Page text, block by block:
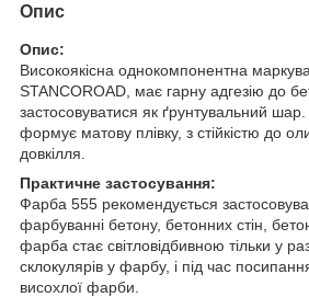
Опис
Опис:
Високоякісна однокомпонентна
STANCOROAD, має гарну адгезію до
застосовуватися як ґрунтувальний
формує матову плівку, з стійкістю до
довкілля.
Практичне застосування:
Фарба 555 рекомендується
фарбуванні бетону, бетонних стін,
фарба стає світловідбивною тільки у
склокулярів у фарбу, і під час
висохлої фарби.